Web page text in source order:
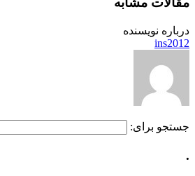
درباره نویسنده
ins2012
جستجو برای:
.